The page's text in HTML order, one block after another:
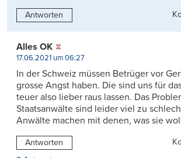
Antworten
Alles OK
17.06.2021 um 06:27
In der Schweiz müssen Betrüger vor
grosse Angst haben. Die sind uns für
teuer also lieber raus lassen. Das
Staatsanwälte sind leider viel zu
Anwälte machen mit denen, was sie
Antworten